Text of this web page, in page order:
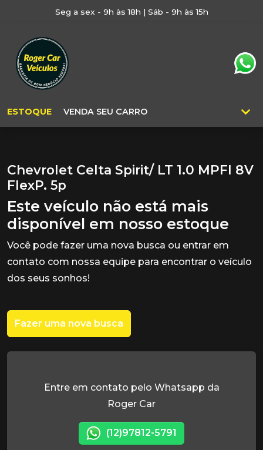
Seg a sex - 9h às 18h | Sáb - 9h às 15h
ESTOQUE VENDA SEU CARRO
Chevrolet Celta Spirit/ LT 1.0 MPFI 8V
FlexP. 5p
Este veículo não está mais
disponível em nosso estoque
Você pode fazer uma nova busca ou entrar em
contato com nossa equipe para encontrar o veículo
dos seus sonhos!
Fazer uma nova busca
Entre em contato pelo Whatsapp da
Roger Car
(12)97812-5791